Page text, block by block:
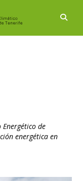
de
energética en